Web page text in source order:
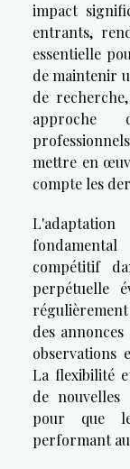
impact
entrants,
essentielle
de maintenir
de
approche
mettre en
compte les
compétitif
perpétuelle
des
observations
La flexibilité
de nouvelles
pour que
performant